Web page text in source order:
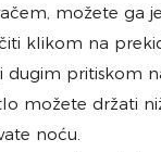
možete ga
klikom na
dugim pritiskom
možete držati
noću.